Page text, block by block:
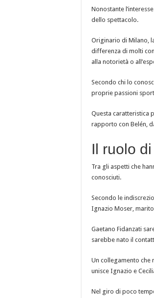
Nonostante
dello spettacolo.
Originario di Milano,
differenza di molti
alla notorietà o
Secondo chi lo
proprie passioni
Questa caratteristica
rapporto con Belén,
Il ruolo
Tra gli aspetti che
conosciuti.
Secondo le
Ignazio Moser,
Gaetano Fidanzati
sarebbe nato il
Un collegamento che
unisce Ignazio e
Nel giro di poco